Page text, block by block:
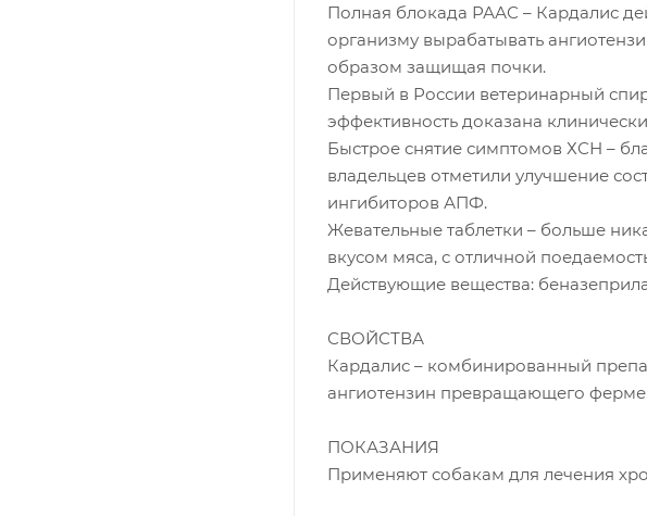
Полная блокада РААС – Кардалис
организму вырабатывать
образом защищая почки.
Первый в России ветеринарный
эффективность доказана
Быстрое снятие симптомов ХСН –
владельцев отметили улучшение
ингибиторов АПФ.
Жевательные таблетки – больше
вкусом мяса, с отличной
Действующие вещества:
СВОЙСТВА
Кардалис – комбинированный
ангиотензин превращающего
ПОКАЗАНИЯ
Применяют собакам для лечения